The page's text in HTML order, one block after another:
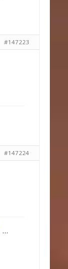
#147223
#147224
…